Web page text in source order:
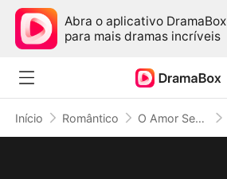
Abra o aplicativo DramaBox
para mais dramas incríveis
Início Romântico O Amor Secreto do CEO